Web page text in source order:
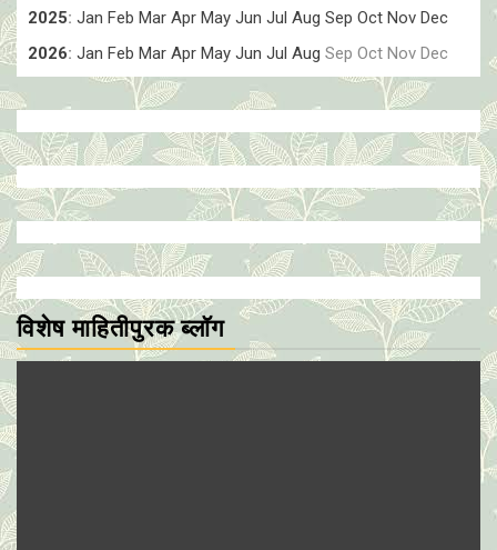
2025: Jan Feb Mar Apr May Jun Jul Aug Sep Oct Nov Dec
2026: Jan Feb Mar Apr May Jun Jul Aug Sep Oct Nov Dec
विशेष माहितीपुरक ब्लॉग